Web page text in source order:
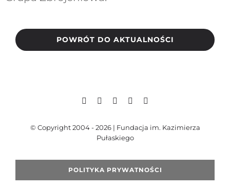
POWRÓT DO AKTUALNOŚCI
© Copyright 2004 - 2026 | Fundacja im. Kazimierza
Pułaskiego
POLITYKA PRYWATNOŚCI